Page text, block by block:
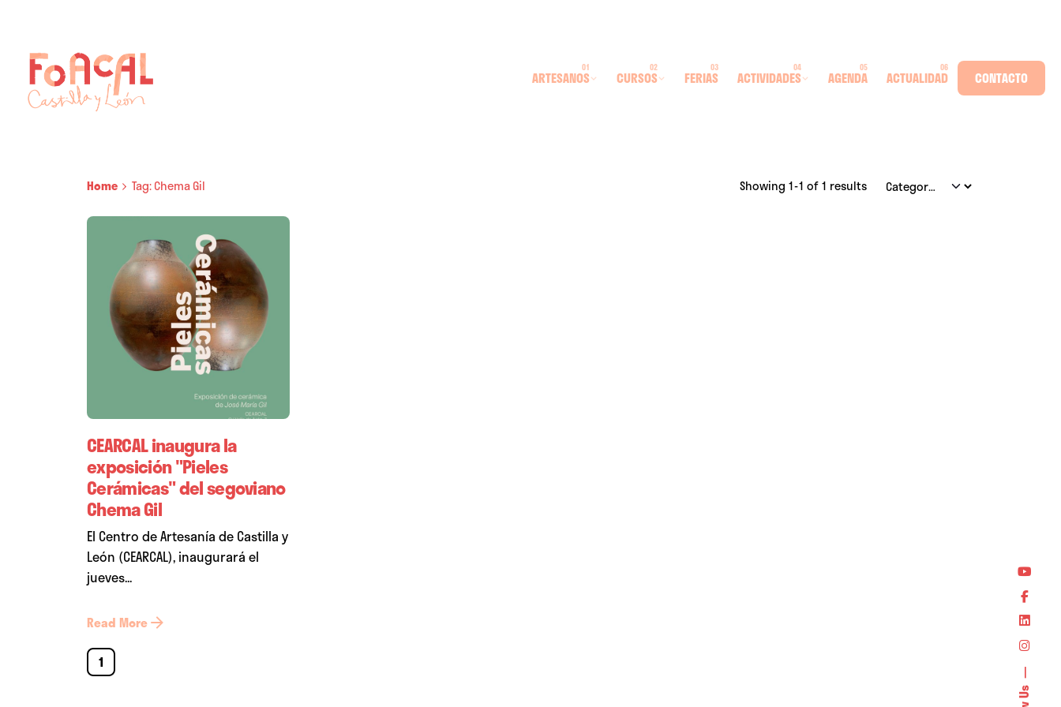
content
ARTESANOS CURSOS FERIAS ACTIVIDADES AGENDA ACTUALIDAD CONTACTO
Home Tag: Chema Gil Showing 1-1 of 1 results
CEARCAL inaugura la
exposición "Pieles
Cerámicas" del segoviano
Chema Gil
El Centro de Artesanía de Castilla y
León (CEARCAL), inaugurará el
jueves...
Read More
1